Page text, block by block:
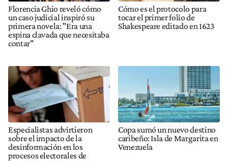
Florencia Ghio reveló cómo
un caso judicial inspiró su
primera novela: "Era una
espina clavada que necesitaba
contar"
Cómo es el protocolo para
tocar el primer folio de
Shakespeare editado en 1623
Especialistas advirtieron
sobre el impacto de la
desinformación en los
procesos electorales de
Copa sumó un nuevo destino
caribeño: Isla de Margarita en
Venezuela